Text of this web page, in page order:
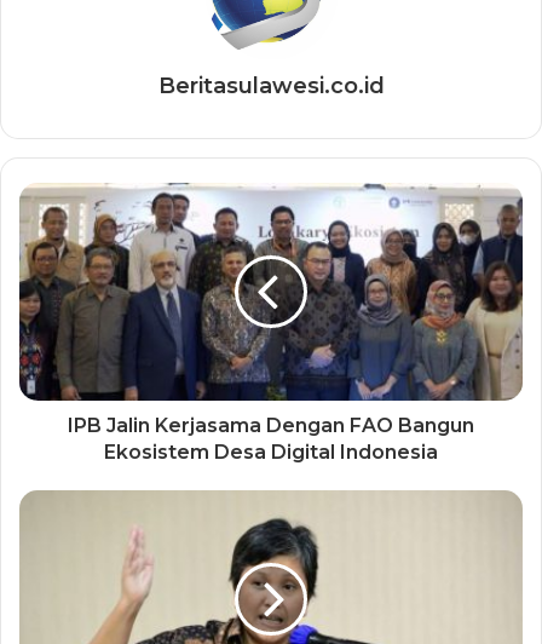
Beritasulawesi.co.id
IPB Jalin Kerjasama Dengan FAO Bangun
Ekosistem Desa Digital Indonesia